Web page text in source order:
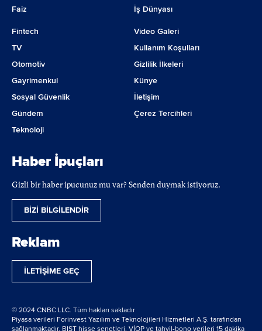
Faiz
İş Dünyası
Fintech
TV
Otomotiv
Gayrimenkul
Sosyal Güvenlik
Gündem
Teknoloji
Video Galeri
Kullanım Koşulları
Gizlilik İlkeleri
Künye
İletişim
Çerez Tercihleri
Haber İpuçları
Gizli bir haber ipucunuz mu var? Senden duymak istiyoruz.
BİZİ BİLGİLENDİR
Reklam
İLETİŞİME GEÇ
© 2024 CNBC LLC. Tüm hakları sakladır
Piyasa verileri Forinvest Yazılım ve Teknolojileri Hizmetleri A.Ş. tarafından
sağlanmaktadır. BIST hisse senetleri, VİOP ve tahvil-bono verileri 15 dakika